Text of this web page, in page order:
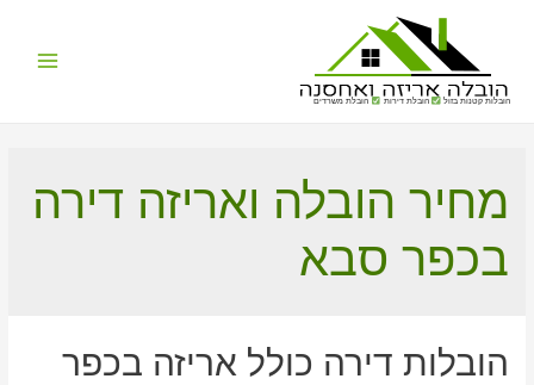
הובלות קטנות בזול הובלת דירות הובלת משרדים
מחיר הובלה ואריזה דירה
בכפר סבא
הובלות דירה כולל אריזה בכפר